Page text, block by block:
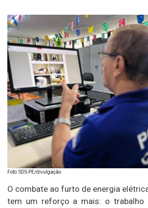
Foto: SDS-PE/divulgação
O combate ao furto de energia
tem um reforço a mais: o trabalho